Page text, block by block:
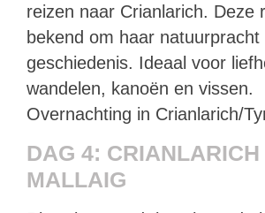
reizen naar Crianlarich. Deze
bekend om haar natuurpracht
geschiedenis. Ideaal voor
wandelen, kanoën en vissen.
Overnachting in Crianlarich/
DAG 4: CRIANLARICH
MALLAIG